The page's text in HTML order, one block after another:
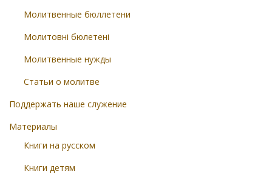
Молитвенные бюллетени
Молитовні бюлетені
Молитвенные нужды
Статьи о молитве
Поддержать наше служение
Материалы
Книги на русском
Книги детям